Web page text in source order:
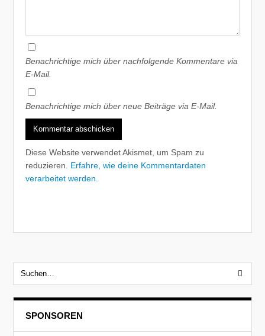
Benachrichtige mich über nachfolgende Kommentare via
E-Mail.
Benachrichtige mich über neue Beiträge via E-Mail.
Diese Website verwendet Akismet, um Spam zu
reduzieren. Erfahre, wie deine Kommentardaten
verarbeitet werden.
SPONSOREN